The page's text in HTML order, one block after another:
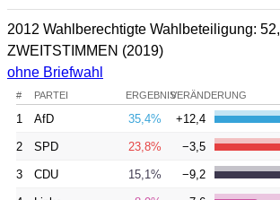
2012 Wahlberechtigte Wahlbeteiligung:
ZWEITSTIMMEN (2019)
ohne Briefwahl
# PARTEI ERGEBNISVERÄNDERUNG
1 AfD 35,4% +12,4
2 SPD 23,8% −3,5
3 CDU 15,1% −9,2